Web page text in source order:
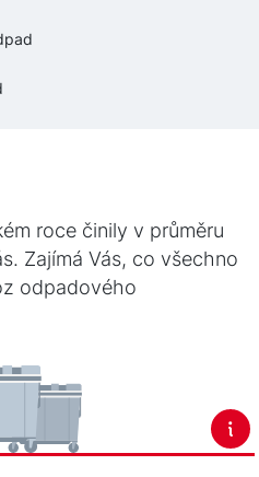
roce činily v průměru
Zajímá Vás, co všechno
odpadového